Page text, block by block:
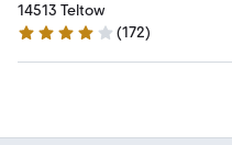
14513 Teltow
4 Sterne
(172)